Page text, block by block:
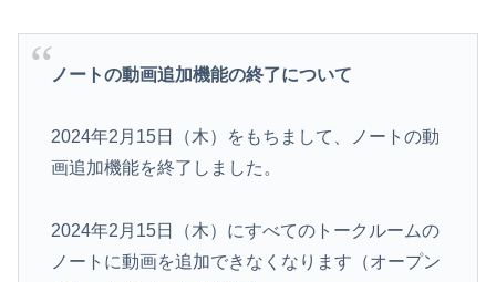
ノートの動画追加機能の終了について
2024年2月15日（木）をもちまして、ノートの動
画追加機能を終了しました。
2024年2月15日（木）にすべてのトークルームの
ノートに動画を追加できなくなります（オープン